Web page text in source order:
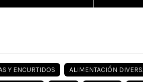
Y ENCURTIDOS ALIMENTACIÓN